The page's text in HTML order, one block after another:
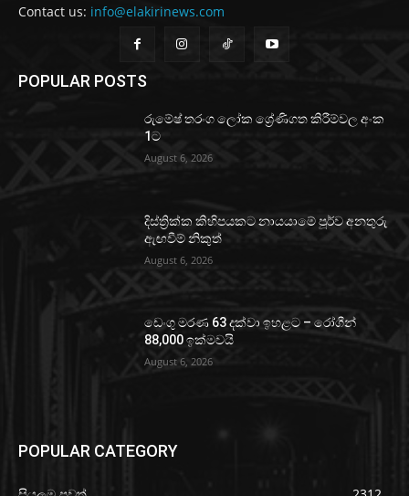
Contact us: info@elakirinews.com
POPULAR POSTS
රුමේෂ් තරංග ලෝක ශ්‍රේණිගත කිරීම්වල අංක
1ට
August 6, 2026
දිස්ත්‍රික්ක කිහිපයකට නායයාමේ පූර්ව අනතුරු
ඇඟවීම් නිකුත්
August 6, 2026
ඩෙංගු මරණ 63 දක්වා ඉහළට – රෝගීන්
88,000 ඉක්මවයි
August 6, 2026
POPULAR CATEGORY